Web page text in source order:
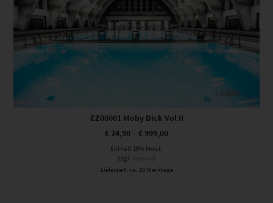
EZ00001 Moby Dick Vol II
€ 24,90 – € 999,00
Enthält 19% Mwst.
zzgl. Versand
Lieferzeit: ca. 10 Werktage